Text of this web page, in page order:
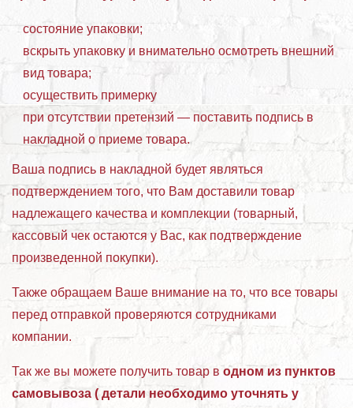
состояние упаковки;
вскрыть упаковку и внимательно осмотреть внешний
вид товара;
осуществить примерку
при отсутствии претензий — поставить подпись в
накладной о приеме товара.
Ваша подпись в накладной будет являться
подтверждением того, что Вам доставили товар
надлежащего качества и комплекции (товарный,
кассовый чек остаются у Вас, как подтверждение
произведенной покупки).
Также обращаем Ваше внимание на то, что все товары
перед отправкой проверяются сотрудниками
компании.
Так же вы можете получить товар в одном из пунктов
самовывоза ( детали необходимо уточнять у